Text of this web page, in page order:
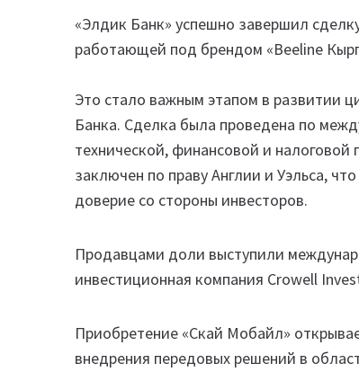
«Элдик Банк» успешно завершил
работающей под брендом «Beeline
Это стало важным этапом в развитии
Банка. Сделка была проведена по
технической, финансовой и
заключен по праву Англии и Уэльса,
доверие со стороны инвесторов.
Продавцами доли выступили
инвестиционная компания Crowell
Приобретение «Скай Мобайл»
внедрения передовых решений в